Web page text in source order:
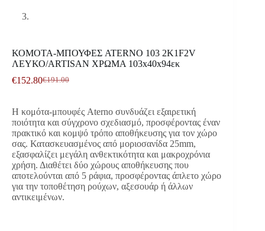
ΚΟΜΟΤΑ-ΜΠΟΥΦΕΣ ATERNO 103 2K1F2V
ΛΕΥΚΟ/ARTISAN ΧΡΩΜΑ 103x40x94εκ
€191.00
Original
€191.00.
€152.80Η
είναι:
€152.80.
Η κομότα-μπουφές Aterno συνδυάζει εξαιρετική
ποιότητα και σύγχρονο σχεδιασμό, προσφέροντας έναν
πρακτικό και κομψό τρόπο αποθήκευσης για τον χώρο
σας. Κατασκευασμένος από μοριοσανίδα 25mm,
εξασφαλίζει μεγάλη ανθεκτικότητα και μακροχρόνια
χρήση. Διαθέτει δύο χώρους αποθήκευσης που
αποτελούνται από 5 ράφια, προσφέροντας άπλετο χώρο
για την τοποθέτηση ρούχων, αξεσουάρ ή άλλων
αντικειμένων.